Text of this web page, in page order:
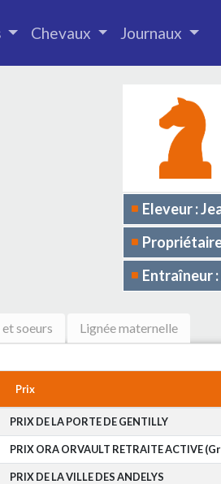
Chevaux Journaux
Eleveur :
Entraîneur
soeurs Lignée maternelle
Prix
PRIX DE LA PORTE DE GENTILLY
PRIX ORA ORVAULT RETRAITE ACTIVE
PRIX DE LA VILLE DES ANDELYS